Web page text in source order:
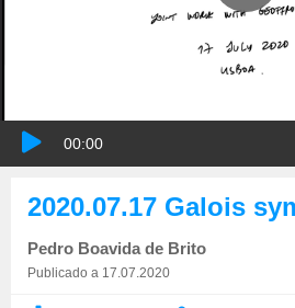
00:00
Pedro Boavida de Brito
Publicado a 17.07.2020